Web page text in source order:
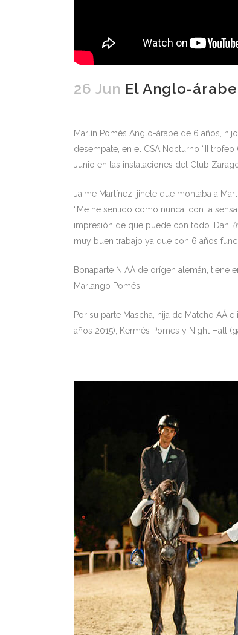
26 Jun El Anglo-
Marlín Pomés Anglo-árabe de 6 años,
desempate, en el CSA Nocturno “II
Junio en las instalaciones del Club
Jaime Martínez, jinete que montaba a
“Me he sentido como nunca, con la
impresión de que puede con todo. Dani
muy buen trabajo ya que con 6 años
Bonaparte N AÁ de orígen alemán, tiene
Marlango Pomés.
Por su parte Mascha, hija de Matcho AÁ
años 2015), Kermés Pomés y Night Hall